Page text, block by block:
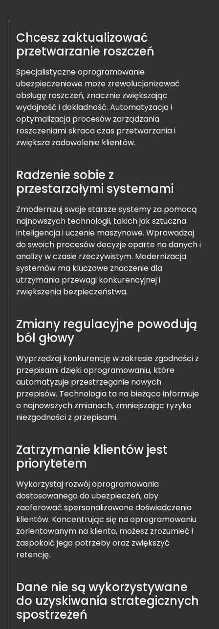
Chcesz zaktualizować
przetwarzanie roszczeń
Specjalistyczne oprogramowanie
ubezpieczeniowe może zrewolucjonizować
obsługę roszczeń, znacznie zwiększając
wydajność i dokładność. Automatyzacja i
optymalizacja procesów zarządzania
roszczeniami skraca czas przetwarzania i
zwiększa zadowolenie klientów.
Radzenie sobie z
przestarzałymi systemami
Zmodernizuj swoje starsze systemy za pomocą
najnowszych technologii, takich jak sztuczna
inteligencja i uczenie maszynowe. Wprowadzaj
do swoich procesów decyzje oparte na danych i
analizy w czasie rzeczywistym. Modernizacja
systemów ma kluczowe znaczenie dla
utrzymania przewagi konkurencyjnej i
zwiększenia bezpieczeństwa.
Zmiany regulacyjne powodują
ból głowy
Wyprzedzaj konkurencję w zakresie zgodności z
przepisami dzięki oprogramowaniu, które
automatyzuje przestrzeganie nowych
przepisów. Technologia ta na bieżąco informuje
o najnowszych zmianach, zmniejszając ryzyko
niezgodności z przepisami.
Zatrzymanie klientów jest
priorytetem
Wykorzystaj rozwój oprogramowania
dostosowanego do ubezpieczeń, aby
zaoferować spersonalizowane doświadczenia
klientów. Koncentrując się na oprogramowaniu
zorientowanym na klienta, możesz zrozumieć i
zaspokoić jego potrzeby oraz zwiększyć
retencję.
Dane nie są wykorzystywane
do uzyskiwania strategicznych
spostrzeżeń